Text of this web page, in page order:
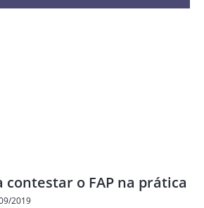
contestar o FAP na prática
2019